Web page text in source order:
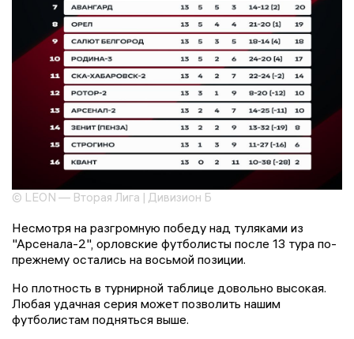
© LEON — Вторая Лига | Дивизион Б
Несмотря на разгромную победу над туляками из
"Арсенала-2", орловские футболисты после 13 тура по-
прежнему остались на восьмой позиции.
Но плотность в турнирной таблице довольно высокая.
Любая удачная серия может позволить нашим
футболистам подняться выше.